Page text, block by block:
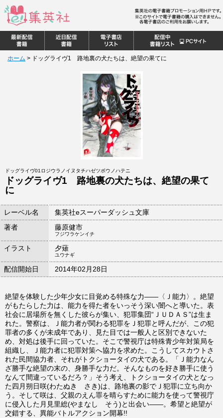
ホーム > ドッグライヴ1 路地裏の犬たちは、絶望の果てに
ドッグライヴ01ロジウラノイヌタチハゼツボウノハテニ
ドッグライヴ1 路地裏の犬たちは、絶望の果て
に
レーベル名
集英社eスーパーダッシュ文庫
著者
藤原健市
フジワラケンイチ
イラスト 夕薙
ユウナギ
配信開始日 2014年02月28日
絶望を体験した少年少女に目覚める特殊な力――〈Ｊ能力〉。絶望
がもたらした力は、能力を得た者をいっそう深い闇へと導いた。表
社会に居場所を無くした彼らが集い、犯罪集団“ＪＵＤＡＳ”は生ま
れた。警察は、Ｊ能力者が関わる犯罪をＪ犯罪と呼んだが、この犯
罪者の多くが未成年であり、見た目では一般人と区別できないた
め、対処は後手に回っていた。そこで警視庁は特殊青少年対策局を
組織し、Ｊ能力者に犯罪対策へ協力を求めた。こうしてスカウトさ
れた民間協力者、それがトクショータイの犬である。「Ｊ能力なん
ざ勝手な絶望の末の、身勝手な力だ。そんなものを好き勝手に使う
なんて間違っているだろ？」そう考え、トクショータイの犬となっ
た四月朔日咲(わたぬき さき)は、路地裏の影でＪ犯罪に立ち向か
う。そして咲は、父親のえん罪を晴らすために能力を使って警視庁
に侵入した月見里総(やまなし そう)と出会い――。希望と絶望が
交錯する、異能バトルアクション開幕!!